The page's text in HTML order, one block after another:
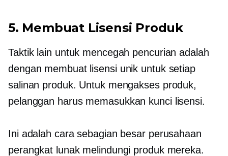
5. Membuat Lisensi Produk
Taktik lain untuk mencegah pencurian adalah
dengan membuat lisensi unik untuk setiap
salinan produk. Untuk mengakses produk,
pelanggan harus memasukkan kunci lisensi.
Ini adalah cara sebagian besar perusahaan
perangkat lunak melindungi produk mereka.